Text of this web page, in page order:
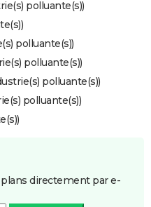
polluante(s))
polluante(s))
polluante(s))
polluante(s))
polluante(s))
directement par e-